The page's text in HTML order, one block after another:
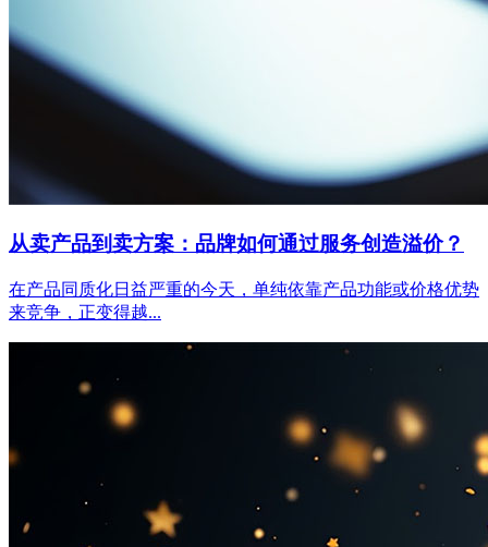
从卖产品到卖方案：品牌如何通过服务创造溢价？
在产品同质化日益严重的今天，单纯依靠产品功能或价格优势
来竞争，正变得越...